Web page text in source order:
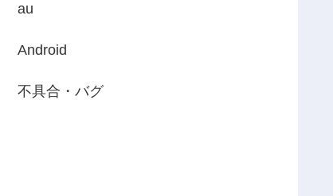
au
Android
不具合・バグ